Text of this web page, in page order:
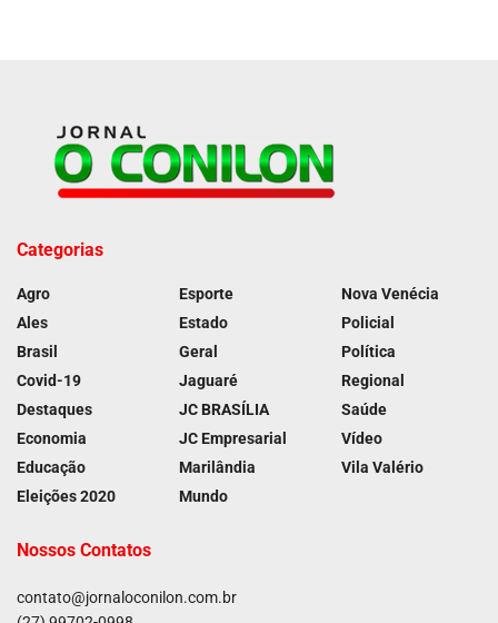
Categorias
Agro
Ales
Brasil
Covid-19
Destaques
Economia
Educação
Eleições 2020
Esporte
Estado
Geral
Jaguaré
JC BRASÍLIA
JC Empresarial
Marilândia
Mundo
Nova Venécia
Policial
Política
Regional
Saúde
Vídeo
Vila Valério
Nossos Contatos
contato@jornaloconilon.com.br